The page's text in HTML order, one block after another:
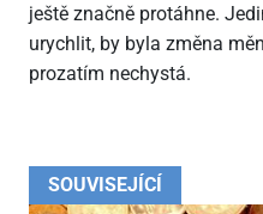
SOUVISEJÍCÍ
ještě značně protáhne.
urychlit, by byla změna
prozatím nechystá.